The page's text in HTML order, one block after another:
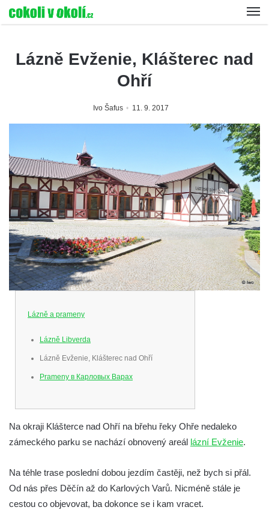
Lázně Evženie, Klášterec nad
Ohří
Ivo Šafus 11. 9. 2017
Lázně a prameny
Lázně Libverda
Lázně Evženie, Klášterec nad Ohří
Prameny в Карловых Варах
Na okraji Klášterce nad Ohří na břehu řeky Ohře nedaleko
zámeckého parku se nachází obnovený areál lázní Evženie.
Na téhle trase poslední dobou jezdím častěji, než bych si přál.
Od nás přes Děčín až do Karlových Varů. Nicméně stále je
cestou co objevovat, ba dokonce se i kam vracet.